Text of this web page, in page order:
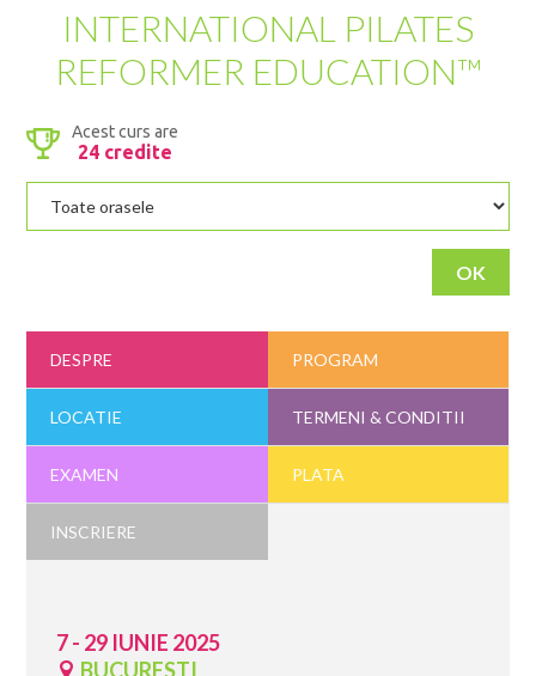
SPECIALISTI IN EDUCATIE
CONSULTANTI INTERNATIONALI
ECHIPA DIN SPATE
CREDITELE TALE
BLOG
CONTACT
INTERNATIONAL PILATES
REFORMER EDUCATION™
Acest curs are
24 credite
OK
DESPRE PROGRAM
LOCATIE TERMENI & CONDITII
EXAMEN PLATA
INSCRIERE
7 - 29 IUNIE 2025
BUCURESTI